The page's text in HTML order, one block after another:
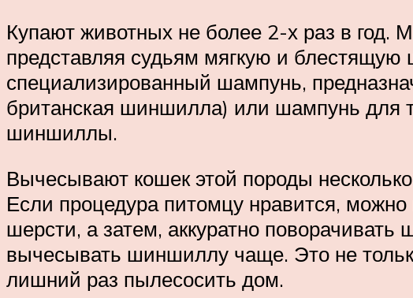
Купают животных не более 2-х раз в год.
представляя судьям мягкую и
специализированный шампунь,
британская шиншилла) или шампунь для
шиншиллы.
Вычесывают кошек этой породы
Если процедура питомцу нравится, можно
шерсти, а затем, аккуратно
вычесывать шиншиллу чаще. Это не
лишний раз пылесосить дом.